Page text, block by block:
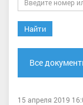
Найти
Все
15 апреля 2019